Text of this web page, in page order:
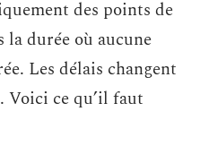
des points de
la durée où aucune
Les délais changent
Voici ce qu’il faut